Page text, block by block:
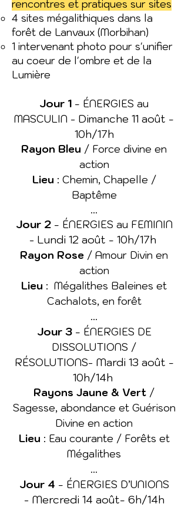
rencontres et pratiques sur sites
4 sites mégalithiques dans la
forêt de Lanvaux (Morbihan)
1 intervenant photo pour s'unifier
au coeur de l'ombre et de la
Lumière
Jour 1 - ÉNERGIES au
MASCULIN - Dimanche 11 août -
10h/17h
Rayon Bleu / Force divine en
action
Lieu : Chemin, Chapelle /
Baptême
​...
Jour 2- ÉNERGIES au FEMININ
-Lundi 12 août - 10h/17h
Rayon Rose / Amour Divin en
action
Lieu : Mégalithes Baleines et
Cachalots, en forêt
​...
Jour 3- ÉNERGIES DE
DISSOLUTIONS /
RÉSOLUTIONS- Mardi 13 août -
10h/14h
Rayons Jaune & Vert /
Sagesse, abondance et Guérison
Divine en action
Lieu : Eau courante / Forêts et
Mégalithes
​...
Jour 4 - ÉNERGIES D’UNIONS
- Mercredi 14 août- 6h/14h